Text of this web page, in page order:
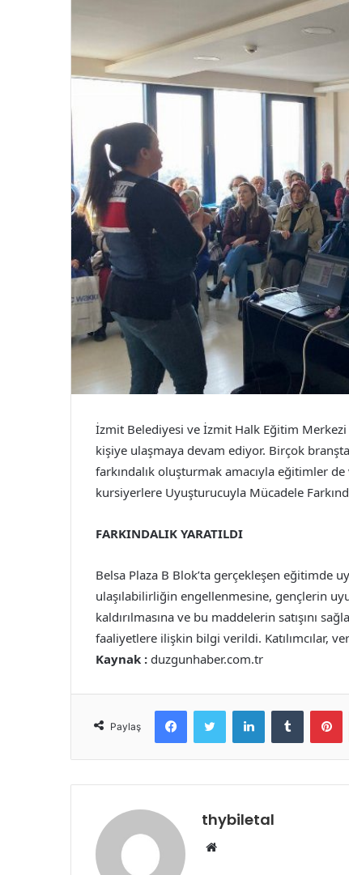
İzmit Belediyesi ve İzmit Halk Eğitim
kişiye ulaşmaya devam ediyor. Birçok
farkındalık oluşturmak amacıyla eğitimler
kursiyerlere Uyuşturucuyla Mücadele
FARKINDALIK YARATILDI
Belsa Plaza B Blok’ta gerçekleşen eğitimde
ulaşılabilirliğin engellenmesine, gençlerin
kaldırılmasına ve bu maddelerin satışını
faaliyetlere ilişkin bilgi verildi. Katılımcılar,
Kaynak : duzgunhaber.com.tr
Paylaş
FacebookTwitter LinkedInTumblr
thybiletal
Web